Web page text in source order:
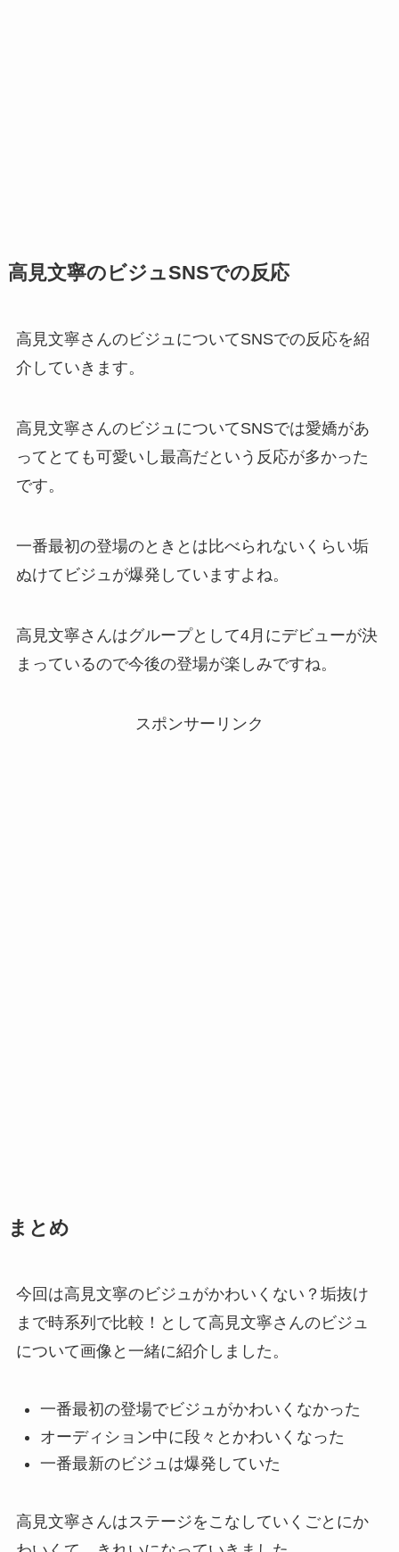
高見文寧のビジュSNSでの反応
高見文寧さんのビジュについてSNSでの反応を紹
介していきます。
高見文寧さんのビジュについてSNSでは愛嬌があ
ってとても可愛いし最高だという反応が多かった
です。
一番最初の登場のときとは比べられないくらい垢
ぬけてビジュが爆発していますよね。
高見文寧さんはグループとして4月にデビューが決
まっているので今後の登場が楽しみですね。
スポンサーリンク
まとめ
今回は高見文寧のビジュがかわいくない？垢抜け
まで時系列で比較！として高見文寧さんのビジュ
について画像と一緒に紹介しました。
一番最初の登場でビジュがかわいくなかった
オーディション中に段々とかわいくなった
一番最新のビジュは爆発していた
高見文寧さんはステージをこなしていくごとにか